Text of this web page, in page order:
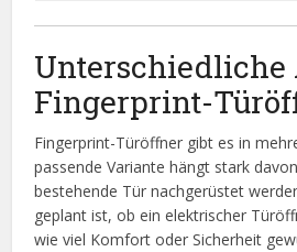
Unterschiedliche
Fingerprint-
Fingerprint-Türöffner gibt es in
passende Variante hängt stark
bestehende Tür nachgerüstet
geplant ist, ob ein elektrischer
wie viel Komfort oder Sicherheit